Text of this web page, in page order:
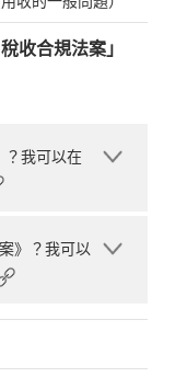
收合規法案」
？我可以在
》？我可以